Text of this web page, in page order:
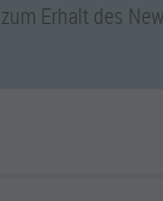
Erhalt des